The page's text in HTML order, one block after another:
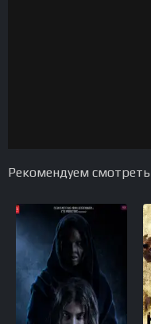
Рекомендуем смотреть